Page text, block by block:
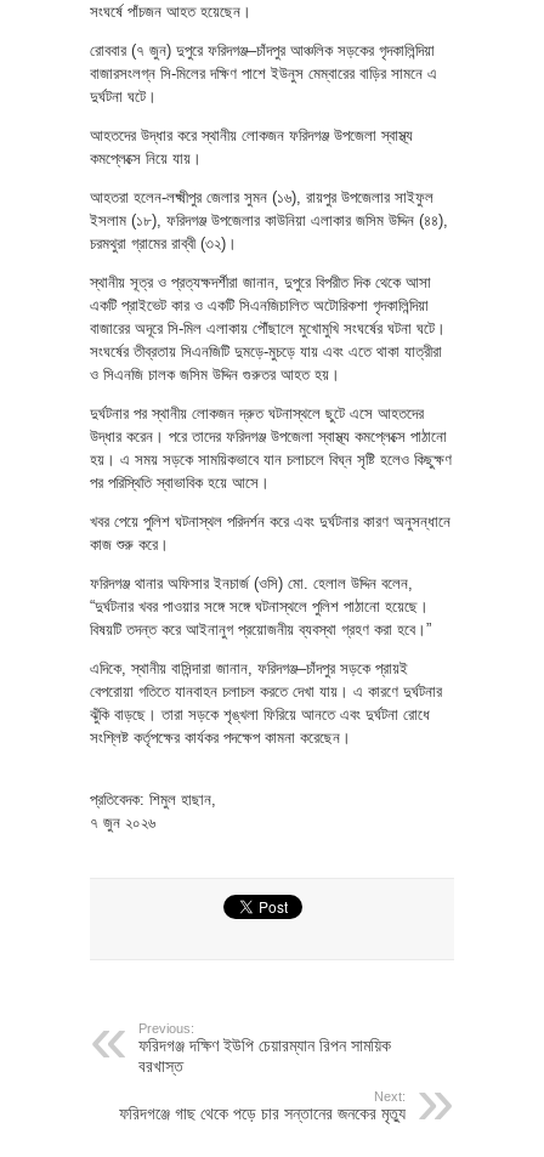
সংঘর্ষে পাঁচজন আহত হয়েছেন।
রোববার (৭ জুন) দুপুরে ফরিদগঞ্জ–চাঁদপুর আঞ্চলিক সড়কের গৃদকালিন্দিয়া
বাজারসংলগ্ন সি-মিলের দক্ষিণ পাশে ইউনুস মেম্বারের বাড়ির সামনে এ
দুর্ঘটনা ঘটে।
আহতদের উদ্ধার করে স্থানীয় লোকজন ফরিদগঞ্জ উপজেলা স্বাস্থ্য
কমপ্লেক্সে নিয়ে যায়।
আহতরা হলেন-লক্ষ্মীপুর জেলার সুমন (১৬), রায়পুর উপজেলার সাইফুল
ইসলাম (১৮), ফরিদগঞ্জ উপজেলার কাউনিয়া এলাকার জসিম উদ্দিন (৪৪),
চরমথুরা গ্রামের রাব্বী (৩২)।
স্থানীয় সূত্র ও প্রত্যক্ষদর্শীরা জানান, দুপুরে বিপরীত দিক থেকে আসা
একটি প্রাইভেট কার ও একটি সিএনজিচালিত অটোরিকশা গৃদকালিন্দিয়া
বাজারের অদূরে সি-মিল এলাকায় পৌঁছালে মুখোমুখি সংঘর্ষের ঘটনা ঘটে।
সংঘর্ষের তীব্রতায় সিএনজিটি দুমড়ে-মুচড়ে যায় এবং এতে থাকা যাত্রীরা
ও সিএনজি চালক জসিম উদ্দিন গুরুতর আহত হয়।
দুর্ঘটনার পর স্থানীয় লোকজন দ্রুত ঘটনাস্থলে ছুটে এসে আহতদের
উদ্ধার করেন। পরে তাদের ফরিদগঞ্জ উপজেলা স্বাস্থ্য কমপ্লেক্সে পাঠানো
হয়। এ সময় সড়কে সাময়িকভাবে যান চলাচলে বিঘ্ন সৃষ্টি হলেও কিছুক্ষণ
পর পরিস্থিতি স্বাভাবিক হয়ে আসে।
খবর পেয়ে পুলিশ ঘটনাস্থল পরিদর্শন করে এবং দুর্ঘটনার কারণ অনুসন্ধানে
কাজ শুরু করে।
ফরিদগঞ্জ থানার অফিসার ইনচার্জ (ওসি) মো. হেলাল উদ্দিন বলেন,
“দুর্ঘটনার খবর পাওয়ার সঙ্গে সঙ্গে ঘটনাস্থলে পুলিশ পাঠানো হয়েছে।
বিষয়টি তদন্ত করে আইনানুগ প্রয়োজনীয় ব্যবস্থা গ্রহণ করা হবে।”
এদিকে, স্থানীয় বাসিন্দারা জানান, ফরিদগঞ্জ–চাঁদপুর সড়কে প্রায়ই
বেপরোয়া গতিতে যানবাহন চলাচল করতে দেখা যায়। এ কারণে দুর্ঘটনার
ঝুঁকি বাড়ছে। তারা সড়কে শৃঙ্খলা ফিরিয়ে আনতে এবং দুর্ঘটনা রোধে
সংশ্লিষ্ট কর্তৃপক্ষের কার্যকর পদক্ষেপ কামনা করেছেন।
প্রতিবেদক: শিমুল হাছান,
৭ জুন ২০২৬
Previous:
ফরিদগঞ্জ দক্ষিণ ইউপি চেয়ারম্যান রিপন সাময়িক
বরখাস্ত
Next:
ফরিদগঞ্জে গাছ থেকে পড়ে চার সন্তানের জনকের মৃত্যু